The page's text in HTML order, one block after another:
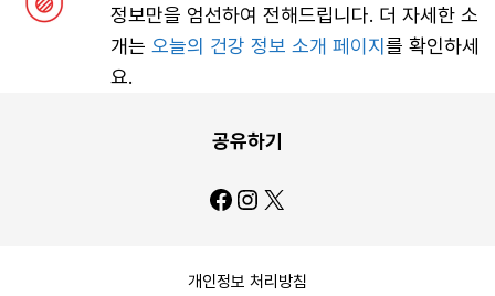
정보만을 엄선하여 전해드립니다. 더 자세한 소
개는 오늘의 건강 정보 소개 페이지 를 확인하세
요.
공유하기
Facebook
Instagram
X
개인정보 처리방침